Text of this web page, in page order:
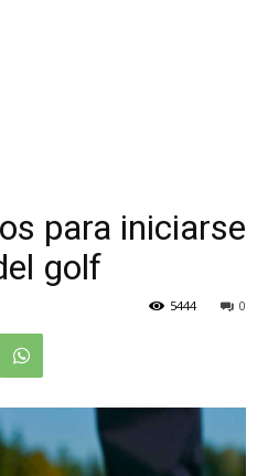
para iniciarse
golf
0
5444